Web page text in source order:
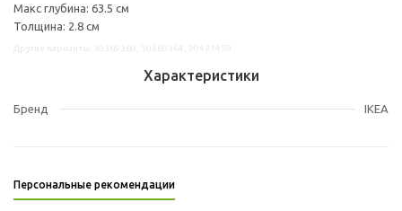
Макс глубина: 63.5 см
Толщина: 2.8 см
Характеристики
Бренд IKEA
Персональные рекомендации